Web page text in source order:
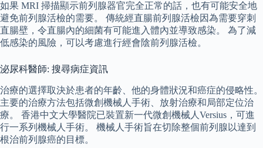
如果 MRI 掃描顯示前列腺器官完全正常的話，也有可能安全地
避免前列腺活檢的需要。 傳統經直腸前列腺活檢因為需要穿刺
直腸壁，令直腸內的細菌有可能進入體內並導致感染。 為了減
低感染的風險，可以考慮進行經會陰前列腺活檢。
泌尿科醫師: 搜尋病症資訊
治療的選擇取決於患者的年齡、他的身體狀況和癌症的侵略性。
主要的治療方法包括微創機械人手術、放射治療和局部定位治
療。 香港中文大學醫院已裝置新一代微創機械人Versius，可進
行一系列機械人手術。 機械人手術旨在切除整個前列腺以達到
根治前列腺癌的目標。